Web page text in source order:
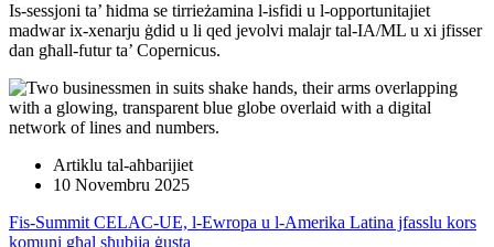
Is-sessjoni ta’ ħidma se tirrieżamina l-isfidi u l-opportunitajiet
madwar ix-xenarju ġdid u li qed jevolvi malajr tal-IA/ML u xi jfisser
dan għall-futur ta’ Copernicus.
Artiklu tal-aħbarijiet
10 Novembru 2025
Fis-Summit CELAC-UE, l-Ewropa u l-Amerika Latina jfasslu kors
komuni għal sħubija ġusta